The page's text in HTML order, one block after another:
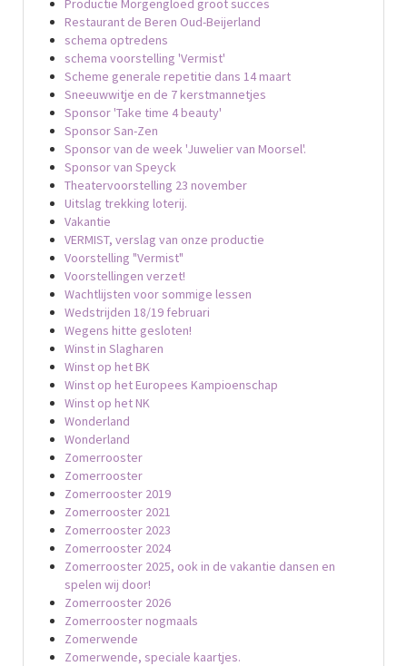
Productie Morgengloed groot succes
Restaurant de Beren Oud-Beijerland
schema optredens
schema voorstelling 'Vermist'
Scheme generale repetitie dans 14 maart
Sneeuwwitje en de 7 kerstmannetjes
Sponsor 'Take time 4 beauty'
Sponsor San-Zen
Sponsor van de week 'Juwelier van Moorsel'.
Sponsor van Speyck
Theatervoorstelling 23 november
Uitslag trekking loterij.
Vakantie
VERMIST, verslag van onze productie
Voorstelling "Vermist"
Voorstellingen verzet!
Wachtlijsten voor sommige lessen
Wedstrijden 18/19 februari
Wegens hitte gesloten!
Winst in Slagharen
Winst op het BK
Winst op het Europees Kampioenschap
Winst op het NK
Wonderland
Wonderland
Zomerrooster
Zomerrooster
Zomerrooster 2019
Zomerrooster 2021
Zomerrooster 2023
Zomerrooster 2024
Zomerrooster 2025, ook in de vakantie dansen en
spelen wij door!
Zomerrooster 2026
Zomerrooster nogmaals
Zomerwende
Zomerwende, speciale kaartjes.